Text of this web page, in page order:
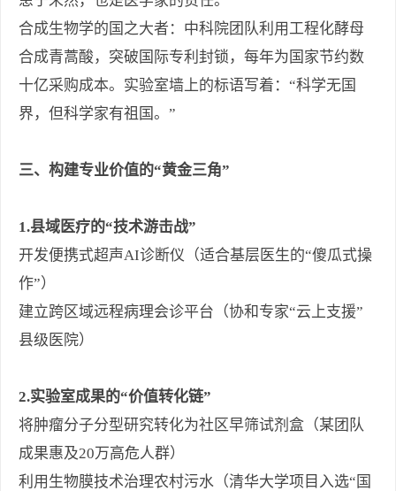
合成生物学的国之大者：中科院团队利用工程化酵母
合成青蒿酸，突破国际专利封锁，每年为国家节约数
十亿采购成本。实验室墙上的标语写着：“科学无国
界，但科学家有祖国。”
三、构建专业价值的“黄金三角”
1.县域医疗的“技术游击战”
开发便携式超声AI诊断仪（适合基层医生的“傻瓜式操
作”）
建立跨区域远程病理会诊平台（协和专家“云上支援”
县级医院）
2.实验室成果的“价值转化链”
将肿瘤分子分型研究转化为社区早筛试剂盒（某团队
成果惠及20万高危人群）
利用生物膜技术治理农村污水（清华大学项目入选“国